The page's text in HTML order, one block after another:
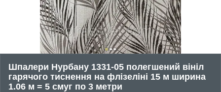
Шпалери Нурбану 1331-05 полегшений вініл
гарячого тиснення на флізеліні 15 м ширина
1.06 м = 5 смуг по 3 метри